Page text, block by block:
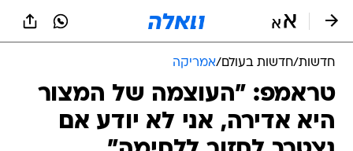
חדשות/חדשות בעולם/אמריקה
טראמפ: "העוצמה של המצור
היא אדירה, אני לא יודע אם